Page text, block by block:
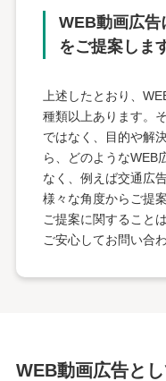
WEB動画広告
をご提案しま
上述したとおり、
種類以上あります。
ではなく、目的や解
ら、どのようなWEB
なく、例えば交通広
様々な角度からご提
ご提案に関すること
ご安心してお問い合
WEB動画広告と